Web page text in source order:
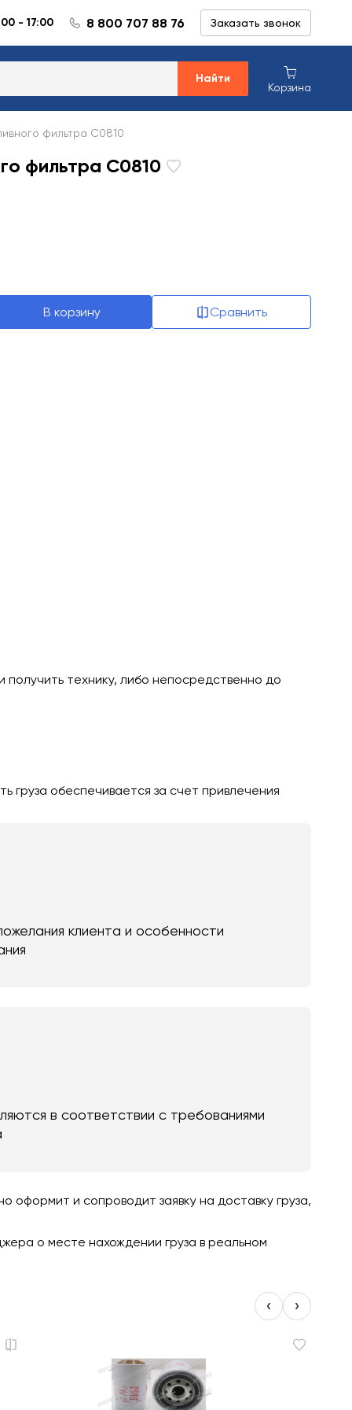
- 17:00 8 800 707 88 76 Заказать звонок
Найти
Корзина
фильтра C0810
фильтра C0810
В корзину Сравнить
технику, либо непосредственно до
груза обеспечивается за счет привлечения
клиента и особенности
в соответствии с требованиями
и сопроводит заявку на доставку груза,
о месте нахождении груза в реальном
‹ ›